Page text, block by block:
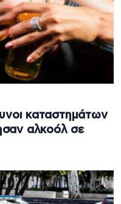
καταστημάτων
αλκοόλ σε